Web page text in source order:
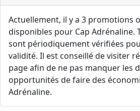
Actuellement, il y a 3 promotions
disponibles pour Cap Adrénaline.
sont périodiquement vérifiées
validité. Il est conseillé de visiter
page afin de ne pas manquer les
opportunités de faire des
Adrénaline.